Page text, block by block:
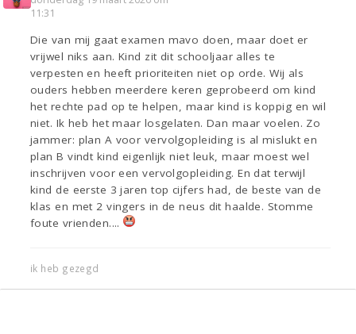
11:31
Die van mij gaat examen mavo doen, maar doet er
vrijwel niks aan. Kind zit dit schooljaar alles te
verpesten en heeft prioriteiten niet op orde. Wij als
ouders hebben meerdere keren geprobeerd om kind
het rechte pad op te helpen, maar kind is koppig en wil
niet. Ik heb het maar losgelaten. Dan maar voelen. Zo
jammer: plan A voor vervolgopleiding is al mislukt en
plan B vindt kind eigenlijk niet leuk, maar moest wel
inschrijven voor een vervolgopleiding. En dat terwijl
kind de eerste 3 jaren top cijfers had, de beste van de
klas en met 2 vingers in de neus dit haalde. Stomme
foute vrienden....
ik heb gezegd